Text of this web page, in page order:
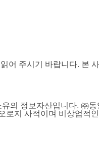
어 주시기 바랍니다. 본
의 정보자산입니다. ㈜
지 사적이며 비상업적